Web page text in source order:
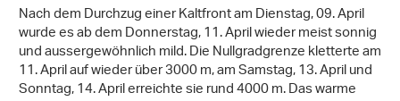
Nach dem Durchzug einer Kaltfront am Dienstag, 09. April
wurde es ab dem Donnerstag, 11. April wieder meist sonnig
und aussergewöhnlich mild. Die Nullgradgrenze kletterte am
11. April auf wieder über 3000 m, am Samstag, 13. April und
Sonntag, 14. April erreichte sie rund 4000 m. Das warme